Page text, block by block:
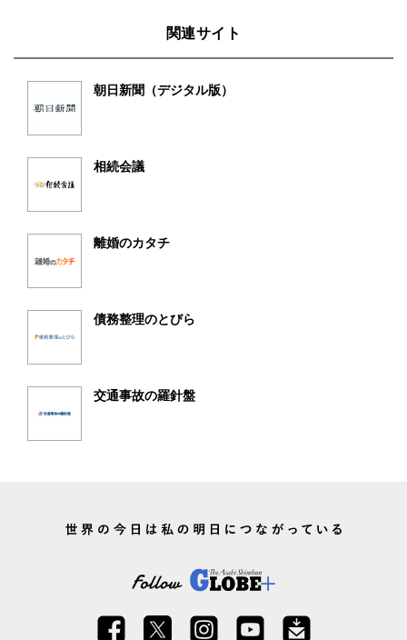
関連サイト
朝日新聞（デジタル版）
相続会議
離婚のカタチ
債務整理のとびら
交通事故の羅針盤